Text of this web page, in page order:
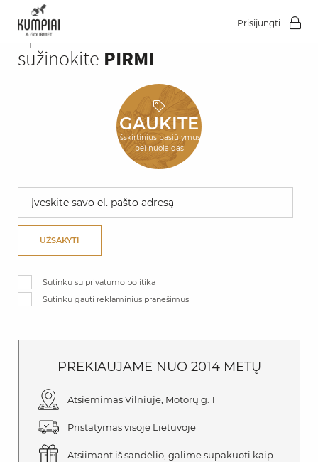
Prisijungti
ApieAKCIJAS
sužinokite PIRMI
GAUKITE
Išskirtinius pasiūlymus
bei nuolaidas
UŽSAKYTI
Sutinku su privatumo politika
Sutinku gauti reklaminius pranešimus
PREKIAUJAME NUO 2014 METŲ
Atsiėmimas Vilniuje, Motorų g. 1
Pristatymas visoje Lietuvoje
Atsiimant iš sandėlio, galime supakuoti kaip